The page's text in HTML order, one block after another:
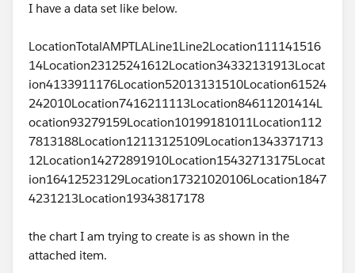
I have a data set like below.
LocationTotalAMPTLALine1Line2Location111141516
14Location23125241612Location34332131913Locat
ion4133911176Location52013131510Location61524
242010Location7416211113Location84611201414L
ocation93279159Location10199181011Location112
7813188Location12113125109Location1343371713
12Location14272891910Location15432713175Locat
ion16412523129Location17321020106Location1847
4231213Location19343817178
the chart I am trying to create is as shown in the
attached item.